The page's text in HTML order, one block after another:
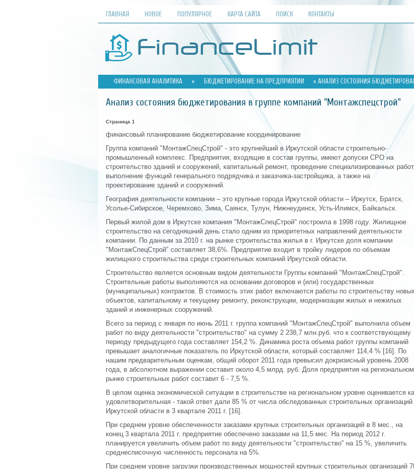
ГЛАВНАЯ НОВОЕ ПОПУЛЯРНОЕ КАРТА САЙТА ПОИСК КОНТАКТЫ
ФИНАНСОВАЯ АНАЛИТИКА » БЮДЖЕТИРОВАНИЕ НА ПРЕДПРИЯТИИ » АНАЛИЗ СОСТОЯНИЯ
Анализ состояния бюджетирования в группе компаний "Монтажспецстрой"
Страница 1
финансовый планирование бюджетирование координирование
Группа компаний "МонтажСпецСтрой" - это крупнейший в Иркутской области строительно-
промышленный комплекс. Предприятия, входящие в состав группы, имеют допуски СРО на
строительство зданий и сооружений, капитальный ремонт, проведение специализированных
выполнение функций генерального подрядчика и заказчика-застройщика, а также на
проектирование зданий и сооружений.
География деятельности компании – это крупные города Иркутской области – Иркутск, Братск,
Усолье-Сибирское, Черемхово, Зима, Саянск, Тулун, Нижнеудинск, Усть-Илимск, Байкальск.
Первый жилой дом в Иркутске компания "МонтажСпецСтрой" построила в 1998 году. Жилищное
строительство на сегодняшний день стало одним из приоритетных направлений деятельности
компании. По данным за 2010 г. на рынке строительства жилья в г. Иркутске доля компании
"МонтажСпецСтрой" составляет 38,6%. Предприятие входит в тройку лидеров по объемам
жилищного строительства среди строительных компаний Иркутской области.
Строительство является основным видом деятельности Группы компаний "МонтажСпецСтрой".
Строительные работы выполняются на основании договоров и (или) государственных
(муниципальных) контрактов. В стоимость этих работ включаются работы по строительству новых
объектов, капитальному и текущему ремонту, реконструкции, модернизации жилых и нежилых
зданий и инженерных сооружений.
Всего за период с января по июнь 2011 г. группа компаний "МонтажСпецСтрой" выполнила объем
работ по виду деятельности "строительство" на сумму 2 238,7 млн.руб. что к соответствующему
периоду предыдущего года составляет 154,2 %. Динамика роста объема работ группы компаний
превышает аналогичные показатель по Иркутской области, который составляет 114,4 % [16]. По
нашим предварительным оценкам, общий оборот 2011 года превысил докризисный уровень 2008
года, в абсолютном выражении составит около 4,5 млрд. руб. Доля предприятия на региональном
рынке строительных работ составит 6 - 7,5 %.
В целом оценка экономической ситуации в строительстве на региональном уровне оценивается
удовлетворительная - такой ответ дали 85 % от числа обследованных строительных организаций
Иркутской области в 3 квартале 2011 г. [16].
При среднем уровне обеспеченности заказами крупных строительных организаций в 8 мес., на
конец 3 квартала 2011 г. предприятие обеспечено заказами на 11,5 мес. На период 2012 г.
планируется увеличить объем работ по виду деятельности "строительство" на 15 %, увеличить
среднесписочную численность персонала на 5%.
При среднем уровне загрузки производственных мощностей крупных строительных организаций